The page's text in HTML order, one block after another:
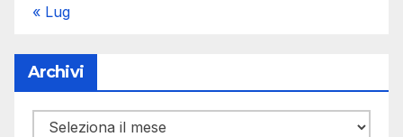
« Lug
Archivi
Archivi